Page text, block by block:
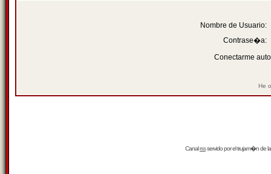
Nombre de Usuario:
Contrase�a:
Conectarme
He
Canalrssservido por eltrujam�nde